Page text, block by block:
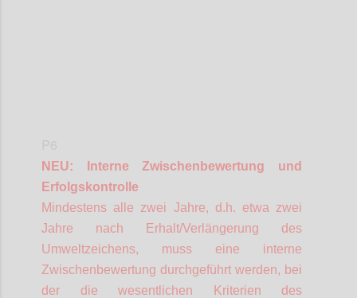
NEU: Interne Zwischenbewertung und
Erfolgskontrolle
Mindestens alle zwei Jahre, d.h. etwa zwei
Jahre nach Erhalt/Verlängerung des
Umweltzeichens, muss eine interne
Zwischenbewertung durchgeführt werden, bei
der die wesentlichen Kriterien des